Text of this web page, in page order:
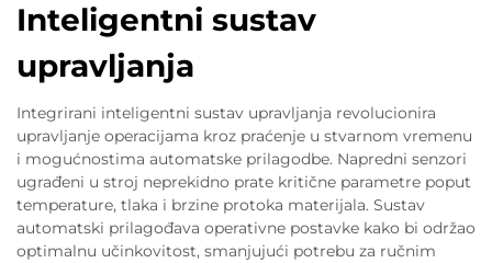
Inteligentni sustav
upravljanja
Integrirani inteligentni sustav upravljanja revolucionira
upravljanje operacijama kroz praćenje u stvarnom vremenu
i mogućnostima automatske prilagodbe. Napredni senzori
ugrađeni u stroj neprekidno prate kritične parametre poput
temperature, tlaka i brzine protoka materijala. Sustav
automatski prilagođava operativne postavke kako bi održao
optimalnu učinkovitost, smanjujući potrebu za ručnim